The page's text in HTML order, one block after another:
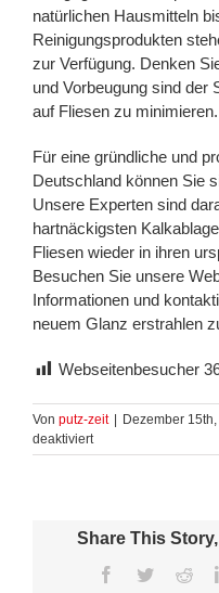
natürlichen Hausmitteln
Reinigungsprodukten
zur Verfügung. Denken
und Vorbeugung sind der
auf Fliesen zu minimieren.
Für eine gründliche und
Deutschland können Sie
Unsere Experten sind
hartnäckigsten
Fliesen wieder in ihren
Besuchen Sie unsere
Informationen und
neuem Glanz erstrahlen
Webseitenbesucher
Von putz-zeit Dezember
deaktiviertfür
Stark
Die
und
Share This
Facebook
Twitter